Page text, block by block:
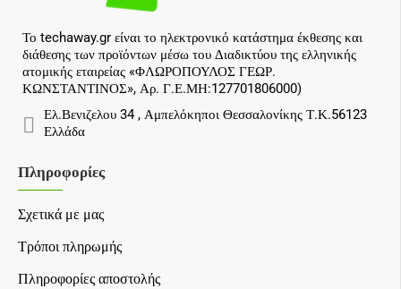
Το techaway.gr είναι το ηλεκτρονικό κατάστημα έκθεσης και
διάθεσης των προϊόντων μέσω του Διαδικτύου της ελληνικής
ατομικής εταιρείας «ΦΛΩΡΟΠΟΥΛΟΣ ΓΕΩΡ.
ΚΩΝΣΤΑΝΤΙΝΟΣ», Αρ. Γ.Ε.ΜΗ:127701806000)
Ελ.Βενιζελου 34 , Αμπελόκηποι Θεσσαλονίκης Τ.Κ.56123
Ελλάδα
Πληροφορίες
Σχετικά με μας
Τρόποι πληρωμής
Πληροφορίες αποστολής